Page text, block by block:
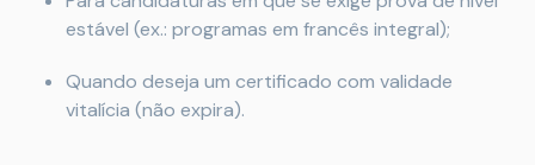
estável (ex.: programas em francês integral);
Quando deseja um certificado com validade
vitalícia (não expira).